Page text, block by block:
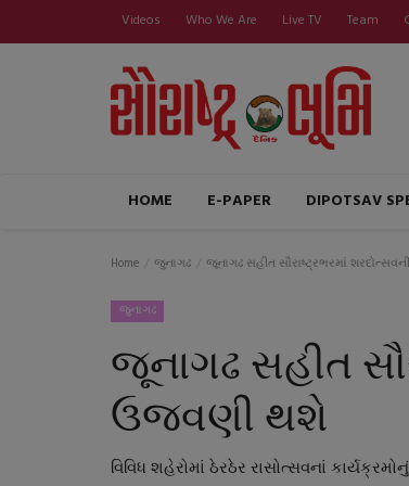
Videos Who We Are Live TV Team
HOME E-PAPER DIPOTSAV
Home જુનાગઢ જૂનાગઢ સહીત સૌરાષ્ટ્રભરમાં
જુનાગઢ
જૂનાગઢ સહીત
ઉજવણી થશે
વિવિધ શહેરોમાં ઠેરઠેર રાસોત્સવનાં